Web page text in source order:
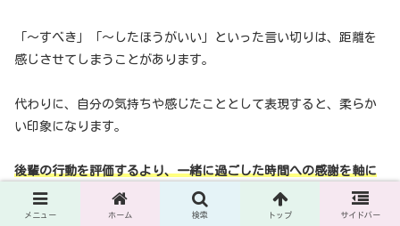
「〜すべき」「〜したほうがいい」といった言い切りは、距離を
感じさせてしまうことがあります。
代わりに、自分の気持ちや感じたこととして表現すると、柔らか
い印象になります。
後輩の行動を評価するより、一緒に過ごした時間への感謝を軸に
しましょう。
メニュー ホーム 検索 トップ サイドバー